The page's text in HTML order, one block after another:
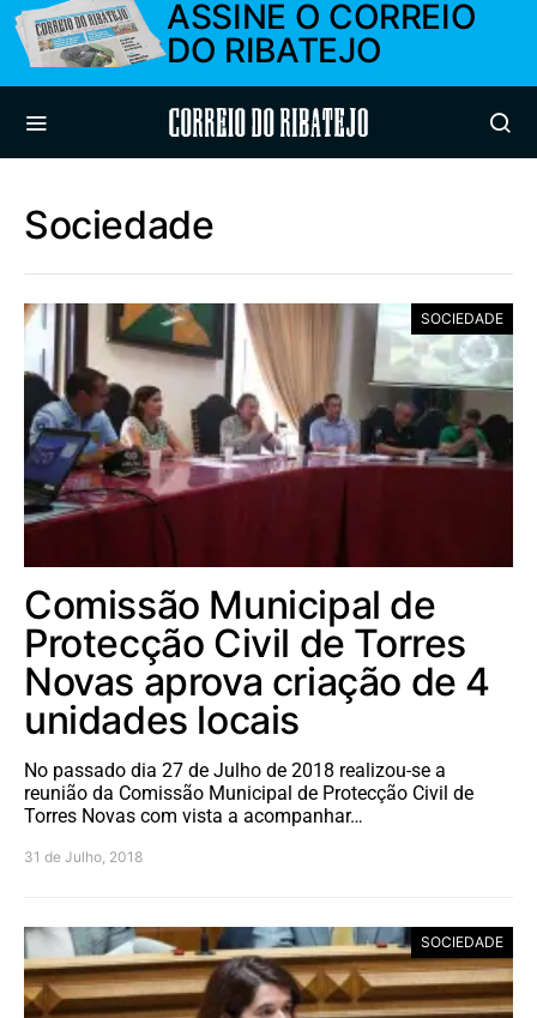
ASSINE O CORREIO
DO RIBATEJO
Correio do Ribatejo
Sociedade
SOCIEDADE
Comissão Municipal de
Protecção Civil de Torres
Novas aprova criação de 4
unidades locais
No passado dia 27 de Julho de 2018 realizou-se a
reunião da Comissão Municipal de Protecção Civil de
Torres Novas com vista a acompanhar…
31 de Julho, 2018
SOCIEDADE